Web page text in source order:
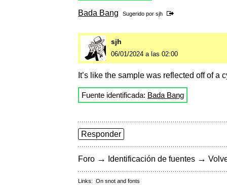
Bada Bang Sugerido por sjh
sjh
06/01/2024 a las 02:00
It’s like the sample was reflected off of a
Fuente identificada: Bada Bang
Responder
Foro → Identificación de fuentes →
Links: On snot and fonts